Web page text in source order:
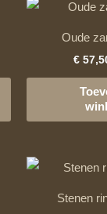
Oude
€
Stenen